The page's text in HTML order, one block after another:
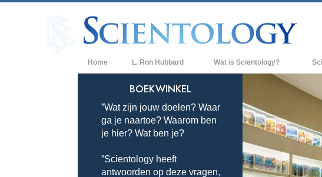
Home L. Ron Hubbard Wat is Scientology?
Overtuigingen & Praktijken
De Credo’s en Codes van
Wat scientologen zeggen over
Maak kennis met een scientoloog
Flag
BOEKWINKEL
”Wat zijn jouw doelen? Waar
ga je naartoe? Waarom ben
je hier? Wat ben je?
”Scientology heeft
antwoorden op deze vragen,